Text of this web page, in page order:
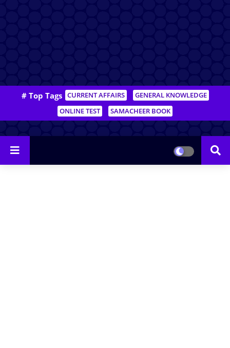
# Top Tags CURRENT AFFAIRS
GENERAL KNOWLEDGE
ONLINE TEST
SAMACHEER BOOK